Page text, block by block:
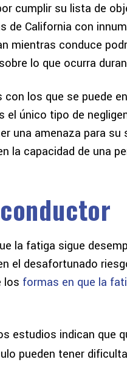
cumplir su lista de
de California con
mientras conduce
lo que ocurra
con los que se puede
el único tipo de
una amenaza para
la capacidad de una
la fatiga sigue
el desafortunado
los formas en que la
estudios indican que
pueden tener